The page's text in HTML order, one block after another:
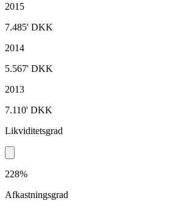
2015
7.485' DKK
2014
5.567' DKK
2013
7.110' DKK
Likviditetsgrad
228%
Afkastningsgrad